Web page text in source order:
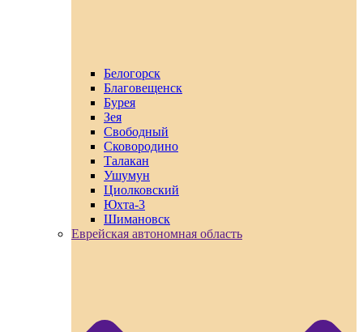
Белогорск
Благовещенск
Бурея
Зея
Свободный
Сковородино
Талакан
Ушумун
Циолковский
Юхта-3
Шимановск
Еврейская автономная область